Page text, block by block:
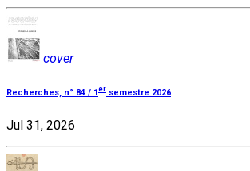
cover
Recherches, n° 84 / 1 er semestre 2026
Jul 31, 2026